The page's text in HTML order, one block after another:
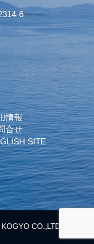
6
情報
合せ
SITE
CO.,LTD. ALL